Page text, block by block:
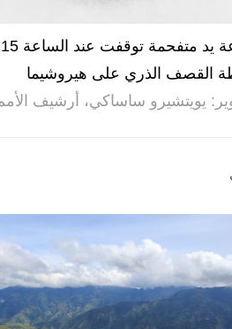
القصف الذري على هيروشيما
يويتشيرو ساساكي، أرشيف